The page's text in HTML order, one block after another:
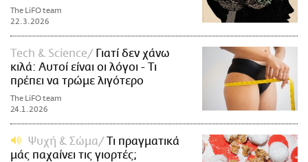
The LiFO team
22.3.2026
Τech & Science
Γιατί δεν χάνω
κιλά: Αυτοί είναι οι λόγοι - Τι
πρέπει να τρώμε λιγότερο
The LiFO team
24.1.2026
Ψυχή & Σώμα
Τι πραγματικά
μάς παχαίνει τις γιορτές;